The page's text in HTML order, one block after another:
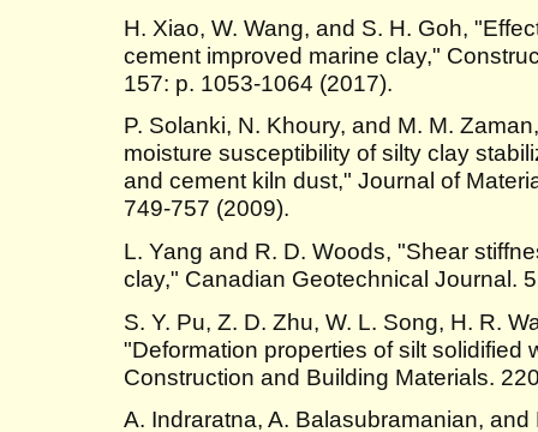
H. Xiao, W. Wang, and S. H. Goh,
cement improved marine clay,"
157: p. 1053-1064 (2017).
P. Solanki, N. Khoury, and M. M.
moisture susceptibility of silty clay
and cement kiln dust," Journal of
749-757 (2009).
L. Yang and R. D. Woods, "Shear
clay," Canadian Geotechnical Journal.
S. Y. Pu, Z. D. Zhu, W. L. Song, H. R.
"Deformation properties of silt solidified
Construction and Building Materials.
A. Indraratna, A. Balasubramanian,